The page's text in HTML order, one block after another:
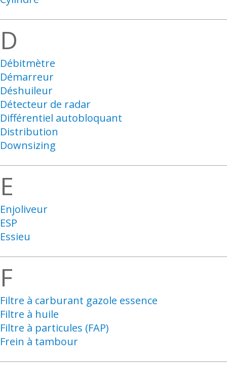
D
Débitmètre
Démarreur
Déshuileur
Détecteur de radar
Différentiel autobloquant
Distribution
Downsizing
E
Enjoliveur
ESP
Essieu
F
Filtre à carburant gazole essence
Filtre à huile
Filtre à particules (FAP)
Frein à tambour